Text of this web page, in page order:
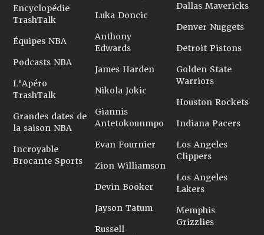
Encyclopédie
TrashTalk
Équipes NBA
Podcasts NBA
L'Apéro
TrashTalk
Grandes dates de
la saison NBA
Incroyable
Brocante Sports
Luka Doncic
Anthony
Edwards
James Harden
Nikola Jokic
Giannis
Antetokounmpo
Evan Fournier
Zion Williamson
Devin Booker
Jayson Tatum
Russell
Dallas Mavericks
Denver Nuggets
Detroit Pistons
Golden State
Warriors
Houston Rockets
Indiana Pacers
Los Angeles
Clippers
Los Angeles
Lakers
Memphis
Grizzlies